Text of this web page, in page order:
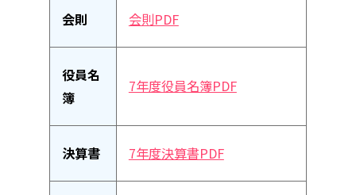
会則 会則PDF
役員名
簿
7年度役員名簿PDF
決算書 7年度決算書PDF